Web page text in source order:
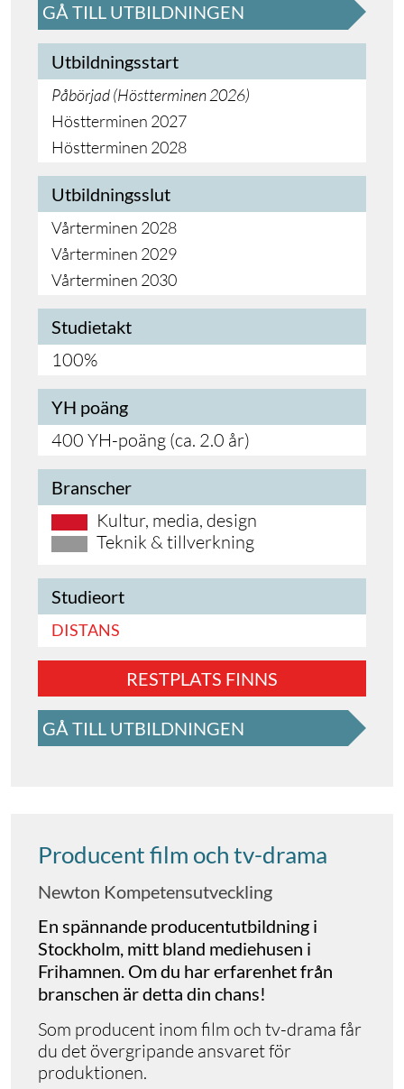
GÅ TILL UTBILDNINGEN
Utbildningsstart
Påbörjad (Höstterminen 2026)
Höstterminen 2027
Höstterminen 2028
Utbildningsslut
Vårterminen 2028
Vårterminen 2029
Vårterminen 2030
Studietakt
100%
YH poäng
400 YH-poäng (ca. 2.0 år)
Branscher
Kultur, media, design
Teknik & tillverkning
Studieort
DISTANS
RESTPLATS FINNS
GÅ TILL UTBILDNINGEN
Producent film och tv-drama
Newton Kompetensutveckling
En spännande producentutbildning i
Stockholm, mitt bland mediehusen i
Frihamnen. Om du har erfarenhet från
branschen är detta din chans!
Som producent inom film och tv-drama får
du det övergripande ansvaret för
produktionen.